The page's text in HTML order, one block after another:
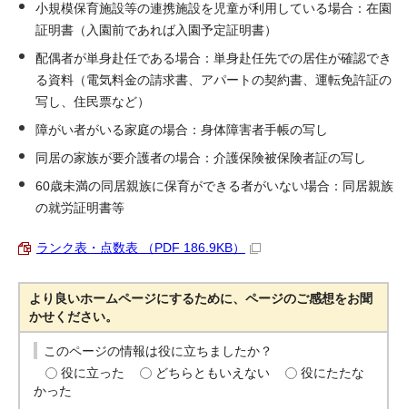
小規模保育施設等の連携施設を児童が利用している場合：在園
証明書（入園前であれば入園予定証明書）
配偶者が単身赴任である場合：単身赴任先での居住が確認でき
る資料（電気料金の請求書、アパートの契約書、運転免許証の
写し、住民票など）
障がい者がいる家庭の場合：身体障害者手帳の写し
同居の家族が要介護者の場合：介護保険被保険者証の写し
60歳未満の同居親族に保育ができる者がいない場合：同居親族
の就労証明書等
ランク表・点数表 （PDF 186.9KB）
より良いホームページにするために、ページのご感想をお聞
かせください。
このページの情報は役に立ちましたか？
役に立った
どちらともいえない
役にたたな
かった